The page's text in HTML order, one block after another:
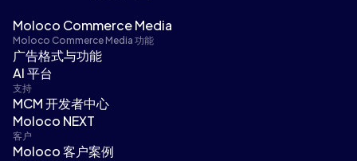
Moloco Commerce Media
Moloco Commerce Media 功能
广告格式与功能
AI 平台
支持
MCM 开发者中心
Moloco NEXT
客户
Moloco 客户案例